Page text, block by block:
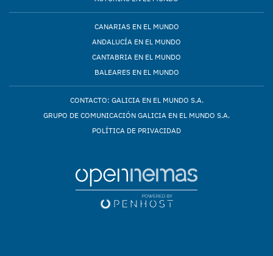
CANARIAS EN EL MUNDO
ANDALUCÍA EN EL MUNDO
CANTABRIA EN EL MUNDO
BALEARES EN EL MUNDO
CONTACTO: GALICIA EN EL MUNDO S.A.
GRUPO DE COMUNICACIÓN GALICIA EN EL MUNDO S.A.
POLÍTICA DE PRIVACIDAD